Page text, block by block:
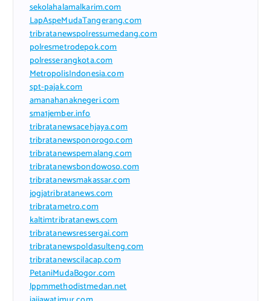
sekolahalamalkarim.com
LapAspeMudaTangerang.com
tribratanewspolressumedang.com
polresmetrodepok.com
polresserangkota.com
MetropolisIndonesia.com
spt-pajak.com
amanahanaknegeri.com
sma1jember.info
tribratanewsacehjaya.com
tribratanewsponorogo.com
tribratanewspemalang.com
tribratanewsbondowoso.com
tribratanewsmakassar.com
jogjatribratanews.com
tribratametro.com
kaltimtribratanews.com
tribratanewsressergai.com
tribratanewspoldasulteng.com
tribratanewscilacap.com
PetaniMudaBogor.com
lppmmethodistmedan.net